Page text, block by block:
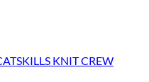
KNIT CREW